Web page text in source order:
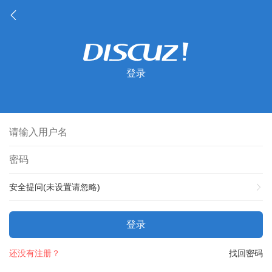
登录
安全提问(未设置请忽略)
登录
找回密码
还没有注册？